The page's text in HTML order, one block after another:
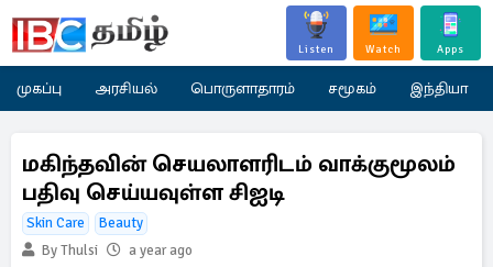
Listen Watch Apps
முகப்பு அரசியல் பொருளாதாரம் சமூகம் இந்தியா
மகிந்தவின் செயலாளரிடம் வாக்குமூலம்
பதிவு செய்யவுள்ள சிஐடி
Skin Care
Beauty
By Thulsi
a year ago